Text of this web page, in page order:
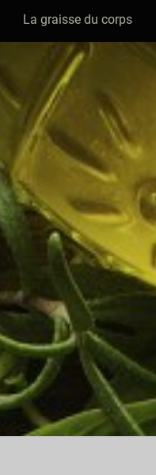
La graisse du corps